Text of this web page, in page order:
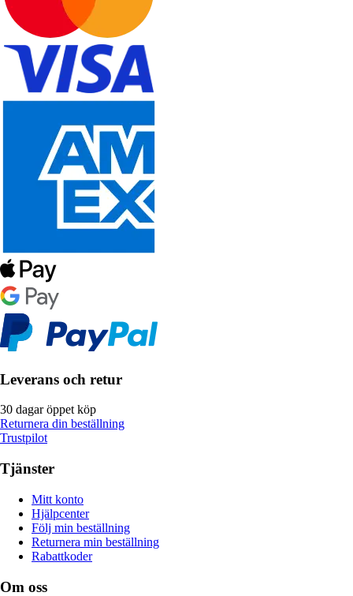
Leverans och retur
30 dagar öppet köp
Returnera din beställning
Trustpilot
Tjänster
Mitt konto
Hjälpcenter
Följ min beställning
Returnera min beställning
Rabattkoder
Om oss